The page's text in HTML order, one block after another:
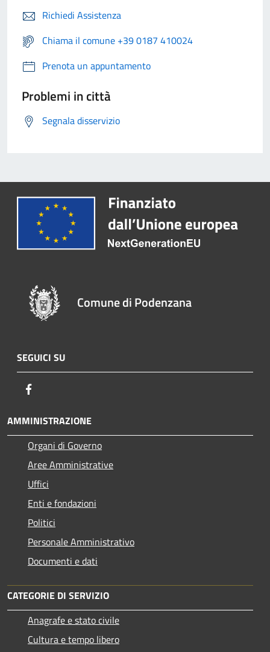
Richiedi Assistenza
Chiama il comune +39 0187 410024
Prenota un appuntamento
Problemi in città
Segnala disservizio
Comune di Podenzana
SEGUICI SU
AMMINISTRAZIONE
Organi di Governo
Aree Amministrative
Uffici
Enti e fondazioni
Politici
Personale Amministrativo
Documenti e dati
CATEGORIE DI SERVIZIO
Anagrafe e stato civile
Cultura e tempo libero